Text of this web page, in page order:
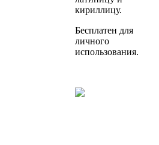
кириллицу.
Бесплатен для
личного
использования.